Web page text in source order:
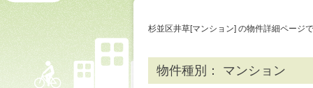
杉並区井草[マンション] の物件詳細ページ
物件種別： マンション